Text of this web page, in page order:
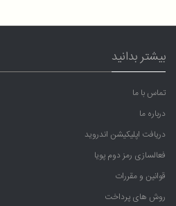
بیشتر بدانید
تماس با ما
درباره ما
دریافت اپلیکیشن اندروید
فعالسازی رمز دوم پویا
قوانین و مقررات
روش های پرداخت